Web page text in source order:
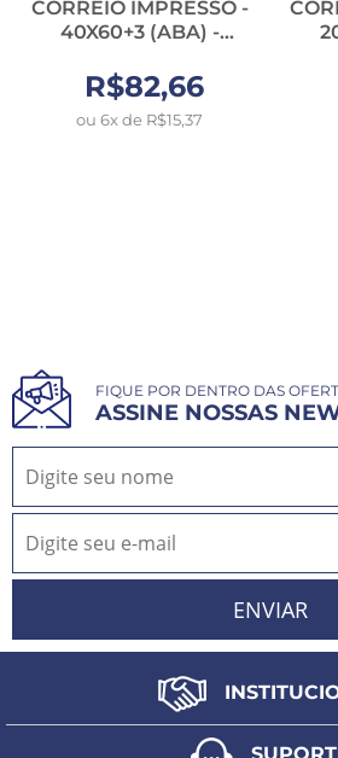
CORREIO IMPRESSO -
40X60+3 (ABA) -
R$82,66
ou 6x de R$15,37
FIQUE POR DENTRO DAS
ASSINE NOSSAS
Quem Somos